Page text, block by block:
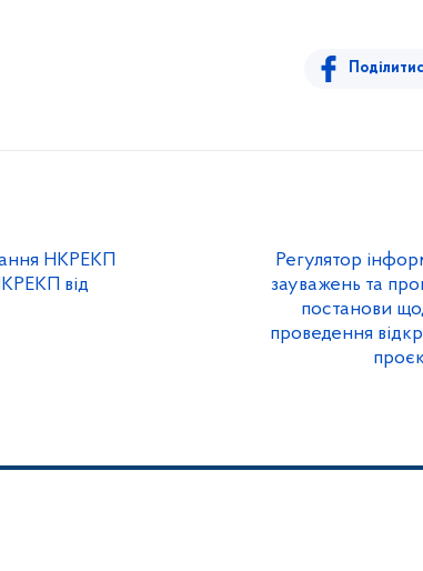
НКРЕКП
від
Регулятор
зауважень та
постанови
проведення